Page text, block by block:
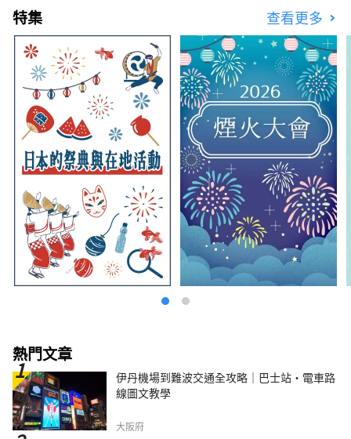
特集 查看更多
熱門文章
伊丹機場到難波交通全攻略｜巴士站・電車路
線圖文教學
大阪府